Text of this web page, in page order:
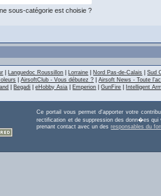
sous-catégorie est choisie ?
Languedoc Roussillon Lorraine Nord Pas-de-Calais |Sud
|AirsoftClub - Vous débutez ? |Airsoft News - Toute
Begadi |eHobby Asia Emperion |GunFire Intelligent
Ce portail vous permet d'apporter votre
rectification et de suppression des donn�es
prenant contact avec un desresponsables du